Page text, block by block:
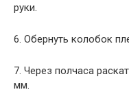
руки.
6. Обернуть колобок
7. Через полчаса
мм.